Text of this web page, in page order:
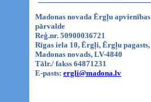
Madonas novada Ērgļu apvienības
pārvalde
Reģ.nr. 50900036721
Rīgas iela 10, Ērgļi, Ērgļu pagasts,
Madonas novads, LV-4840
Tālr./ fakss 64871231
E-pasts: ergli@madona.lv